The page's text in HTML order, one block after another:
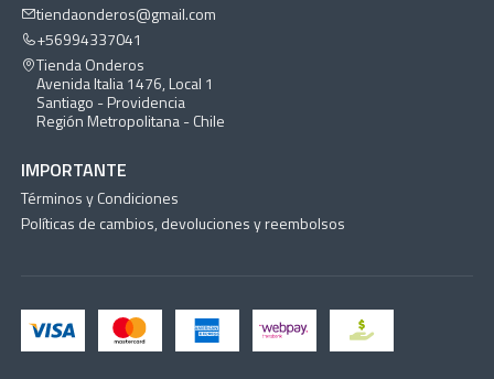
tiendaonderos@gmail.com
+56994337041
Tienda Onderos
Avenida Italia 1476, Local 1
Santiago - Providencia
Región Metropolitana - Chile
IMPORTANTE
Términos y Condiciones
Políticas de cambios, devoluciones y reembolsos